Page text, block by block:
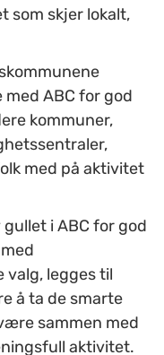
som skjer lokalt,
ABC for god
kommuner,
med på aktivitet
i ABC for god
valg, legges til
å ta de smarte
sammen med
aktivitet.